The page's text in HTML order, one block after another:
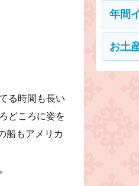
る時間も長い
どころに姿を
船もアメリカ
年間
お土